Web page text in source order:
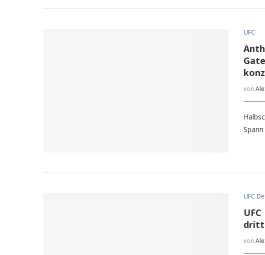
UFC
von
UFC
von